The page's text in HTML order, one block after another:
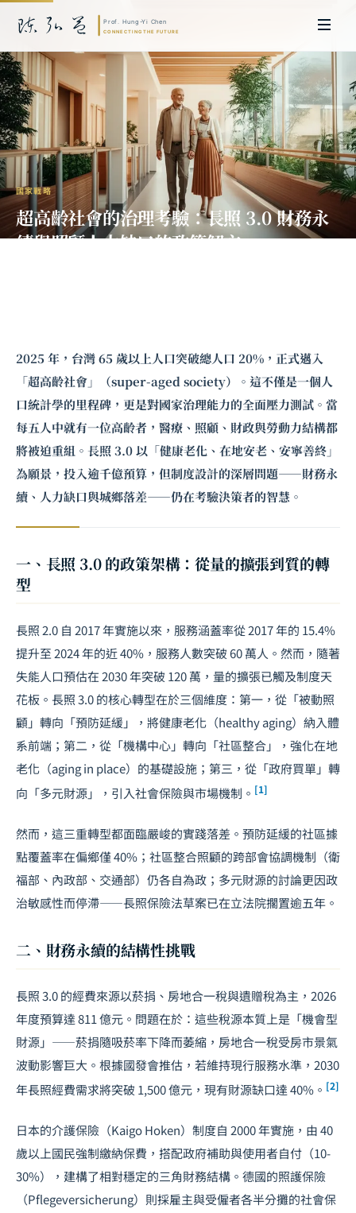
國家戰略
超高齡社會的治理考驗：長照 3.0 財務永
續與照顧人力缺口的政策解方
2025 年，台灣 65 歲以上人口突破總人口 20%，正式邁入
「超高齡社會」（super-aged society）。這不僅是一個人
口統計學的里程碑，更是對國家治理能力的全面壓力測試。當
每五人中就有一位高齡者，醫療、照顧、財政與勞動力結構都
將被迫重組。長照 3.0 以「健康老化、在地安老、安寧善終」
為願景，投入逾千億預算，但制度設計的深層問題——財務永
續、人力缺口與城鄉落差——仍在考驗決策者的智慧。
一、長照 3.0 的政策架構：從量的擴張到質的轉
型
長照 2.0 自 2017 年實施以來，服務涵蓋率從 2017 年的 15.4%
提升至 2024 年的近 40%，服務人數突破 60 萬人。然而，隨著
失能人口預估在 2030 年突破 120 萬，量的擴張已觸及制度天
花板。長照 3.0 的核心轉型在於三個維度：第一，從「被動照
顧」轉向「預防延緩」，將健康老化（healthy aging）納入體
系前端；第二，從「機構中心」轉向「社區整合」，強化在地
老化（aging in place）的基礎設施；第三，從「政府買單」轉
向「多元財源」，引入社會保險與市場機制。 [1]
然而，這三重轉型都面臨嚴峻的實踐落差。預防延緩的社區據
點覆蓋率在偏鄉僅 40%；社區整合照顧的跨部會協調機制（衛
福部、內政部、交通部）仍各自為政；多元財源的討論更因政
治敏感性而停滯——長照保險法草案已在立法院擱置逾五年。
二、財務永續的結構性挑戰
長照 3.0 的經費來源以菸捐、房地合一稅與遺贈稅為主，2026
年度預算達 811 億元。問題在於：這些稅源本質上是「機會型
財源」——菸捐隨吸菸率下降而萎縮，房地合一稅受房市景氣
波動影響巨大。根據國發會推估，若維持現行服務水準，2030
年長照經費需求將突破 1,500 億元，現有財源缺口達 40%。 [2]
日本的介護保險（Kaigo Hoken）制度自 2000 年實施，由 40
歲以上國民強制繳納保費，搭配政府補助與使用者自付（10-
30%），建構了相對穩定的三角財務結構。德國的照護保險
（Pflegeversicherung）則採雇主與受僱者各半分攤的社會保